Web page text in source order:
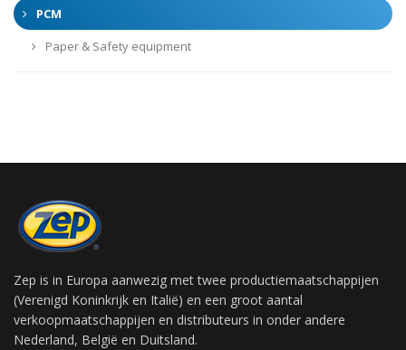
PCM
Paper & Safety equipment
Zep is in Europa aanwezig met twee productiemaatschappijen
(Verenigd Koninkrijk en Italië) en een groot aantal
verkoopmaatschappijen en distributeurs in onder andere
Nederland, België en Duitsland.